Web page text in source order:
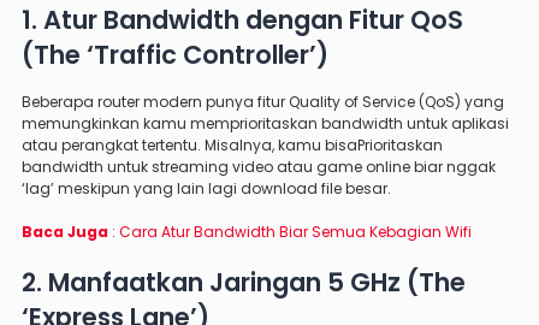
1. Atur Bandwidth dengan Fitur QoS
(The ‘Traffic Controller’)
Beberapa router modern punya fitur Quality of Service (QoS) yang
memungkinkan kamu memprioritaskan bandwidth untuk aplikasi
atau perangkat tertentu. Misalnya, kamu bisaPrioritaskan
bandwidth untuk streaming video atau game online biar nggak
‘lag’ meskipun yang lain lagi download file besar.
Baca Juga : Cara Atur Bandwidth Biar Semua Kebagian Wifi
2. Manfaatkan Jaringan 5 GHz (The
‘Express Lane’)